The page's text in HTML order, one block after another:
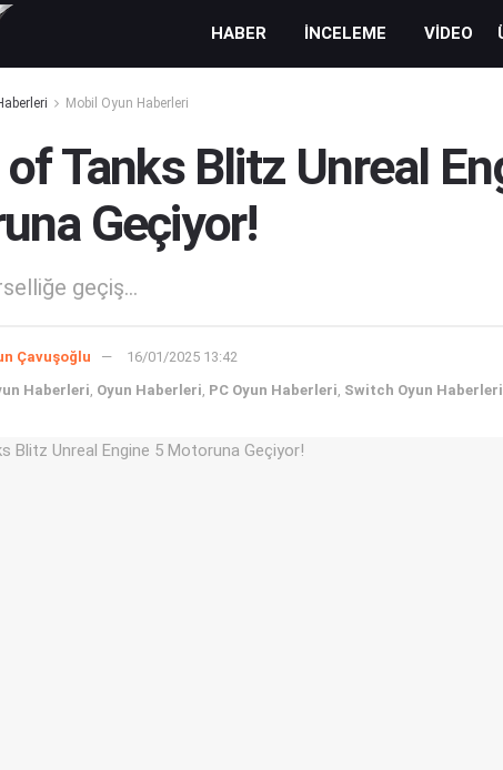
HABER İNCELEME VIDEO
Mobil Oyun Haberleri
Tanks Blitz Unreal
Geçiyor!
geçiş...
Çavuşoğlu 16/01/2025 13:42
Haberleri, Oyun Haberleri, PC Oyun Haberleri, Switch Oyun Haberleri